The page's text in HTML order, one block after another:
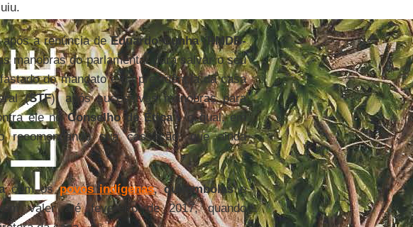
após a renúncia deEduardo Cunha(PMDB-
manobras do parlamentar para salvar o seu
do mandato e da presidência da casa
(STF), após sucessivas manobras para
ele noConselho de Ética- o qual, em
recomendando sua cassação, que ainda
com ospovos indígenas,quilombolase
valer até fevereiro de 2017, quando